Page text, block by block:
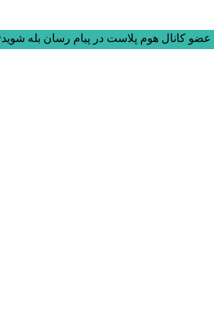
عضو کانال هوم پلاست در پیام رسان بله